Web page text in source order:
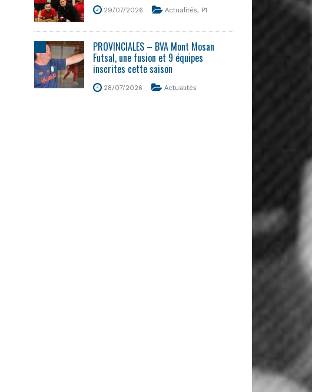
29/07/2026 Actualités, P1
PROVINCIALES – BVA Mont Mosan
Futsal, une fusion et 9 équipes
inscrites cette saison
28/07/2026 Actualités